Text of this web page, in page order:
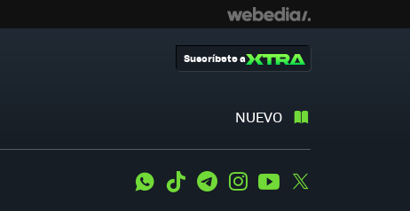
NUEVO
Suscríbete a
WhatsApp
Tiktok TelegramInstagramYoutube